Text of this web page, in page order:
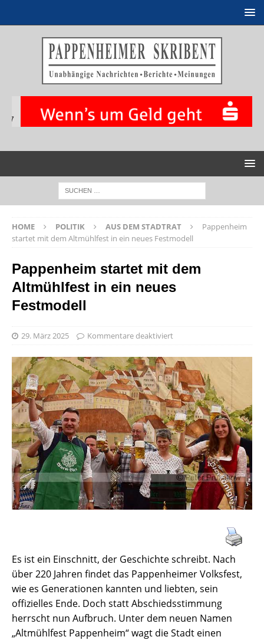
HOME POLITIK AUS DEM STADTRAT
Pappenheim
startet mit dem Altmühlfest in ein neues Festmodell
Pappenheim startet mit dem
Altmühlfest in ein neues
Festmodell
29. März 2025 Kommentare deaktiviert
Es ist ein Einschnitt, der Geschichte schreibt. Nach
über 220 Jahren findet das Pappenheimer Volksfest,
wie es Generationen kannten und liebten, sein
offizielles Ende. Doch statt Abschiedsstimmung
herrscht nun Aufbruch. Unter dem neuen Namen
„Altmühlfest Pappenheim“ wagt die Stadt einen